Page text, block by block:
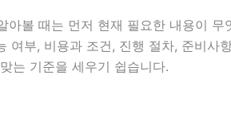
아볼 때는 먼저 현재 필요한 내용이
여부, 비용과 조건, 진행 절차, 준비사
는 기준을 세우기 쉽습니다.